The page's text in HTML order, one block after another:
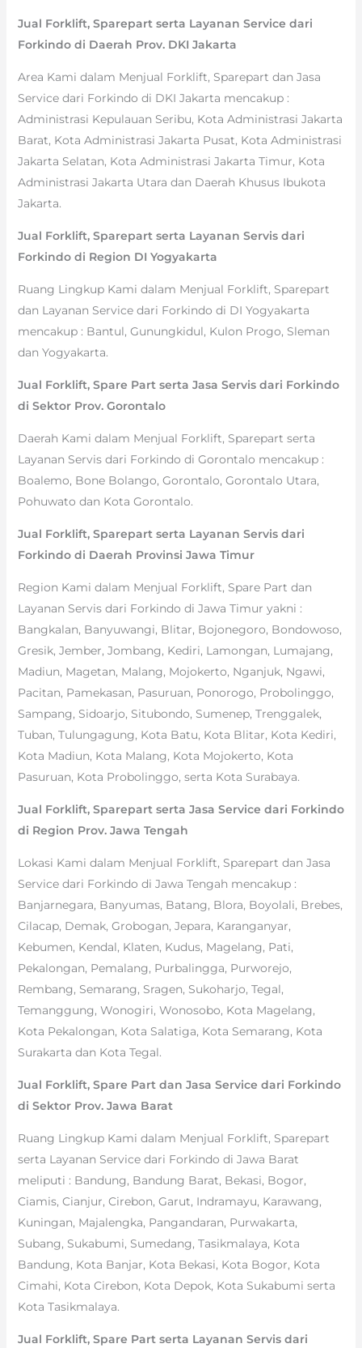
Jual Forklift, Sparepart serta Layanan Service dari
Forkindo di Daerah Prov. DKI Jakarta
Area Kami dalam Menjual Forklift, Sparepart dan Jasa
Service dari Forkindo di DKI Jakarta mencakup :
Administrasi Kepulauan Seribu, Kota Administrasi Jakarta
Barat, Kota Administrasi Jakarta Pusat, Kota Administrasi
Jakarta Selatan, Kota Administrasi Jakarta Timur, Kota
Administrasi Jakarta Utara dan Daerah Khusus Ibukota
Jakarta.
Jual Forklift, Sparepart serta Layanan Servis dari
Forkindo di Region DI Yogyakarta
Ruang Lingkup Kami dalam Menjual Forklift, Sparepart
dan Layanan Service dari Forkindo di DI Yogyakarta
mencakup : Bantul, Gunungkidul, Kulon Progo, Sleman
dan Yogyakarta.
Jual Forklift, Spare Part serta Jasa Servis dari Forkindo
di Sektor Prov. Gorontalo
Daerah Kami dalam Menjual Forklift, Sparepart serta
Layanan Servis dari Forkindo di Gorontalo mencakup :
Boalemo, Bone Bolango, Gorontalo, Gorontalo Utara,
Pohuwato dan Kota Gorontalo.
Jual Forklift, Sparepart serta Layanan Servis dari
Forkindo di Daerah Provinsi Jawa Timur
Region Kami dalam Menjual Forklift, Spare Part dan
Layanan Servis dari Forkindo di Jawa Timur yakni :
Bangkalan, Banyuwangi, Blitar, Bojonegoro, Bondowoso,
Gresik, Jember, Jombang, Kediri, Lamongan, Lumajang,
Madiun, Magetan, Malang, Mojokerto, Nganjuk, Ngawi,
Pacitan, Pamekasan, Pasuruan, Ponorogo, Probolinggo,
Sampang, Sidoarjo, Situbondo, Sumenep, Trenggalek,
Tuban, Tulungagung, Kota Batu, Kota Blitar, Kota Kediri,
Kota Madiun, Kota Malang, Kota Mojokerto, Kota
Pasuruan, Kota Probolinggo, serta Kota Surabaya.
Jual Forklift, Sparepart serta Jasa Service dari Forkindo
di Region Prov. Jawa Tengah
Lokasi Kami dalam Menjual Forklift, Sparepart dan Jasa
Service dari Forkindo di Jawa Tengah mencakup :
Banjarnegara, Banyumas, Batang, Blora, Boyolali, Brebes,
Cilacap, Demak, Grobogan, Jepara, Karanganyar,
Kebumen, Kendal, Klaten, Kudus, Magelang, Pati,
Pekalongan, Pemalang, Purbalingga, Purworejo,
Rembang, Semarang, Sragen, Sukoharjo, Tegal,
Temanggung, Wonogiri, Wonosobo, Kota Magelang,
Kota Pekalongan, Kota Salatiga, Kota Semarang, Kota
Surakarta dan Kota Tegal.
Jual Forklift, Spare Part dan Jasa Service dari Forkindo
di Sektor Prov. Jawa Barat
Ruang Lingkup Kami dalam Menjual Forklift, Sparepart
serta Layanan Service dari Forkindo di Jawa Barat
meliputi : Bandung, Bandung Barat, Bekasi, Bogor,
Ciamis, Cianjur, Cirebon, Garut, Indramayu, Karawang,
Kuningan, Majalengka, Pangandaran, Purwakarta,
Subang, Sukabumi, Sumedang, Tasikmalaya, Kota
Bandung, Kota Banjar, Kota Bekasi, Kota Bogor, Kota
Cimahi, Kota Cirebon, Kota Depok, Kota Sukabumi serta
Kota Tasikmalaya.
Jual Forklift, Spare Part serta Layanan Servis dari